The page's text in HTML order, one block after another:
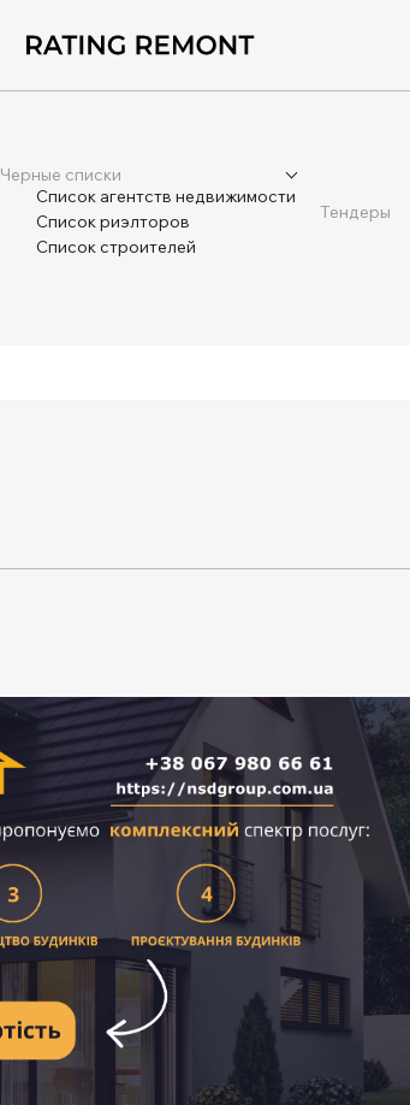
Черные списки
Список агентств недвижимости
Список риэлторов
Список строителей
Тендеры